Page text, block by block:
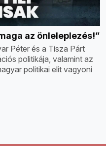
az önleleplezés!”
Péter és a Tisza Párt
politikája, valamint az
politikai elit vagyoni